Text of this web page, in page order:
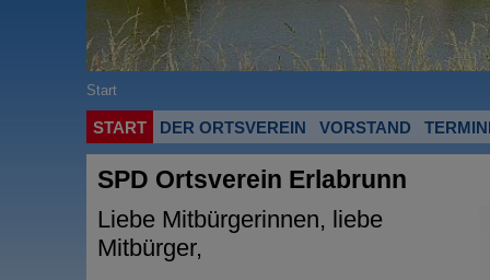
Start
START DER ORTSVEREIN VORSTAND
SPD Ortsverein Erlabrunn
Liebe Mitbürgerinnen, liebe
Mitbürger,